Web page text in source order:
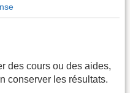
des cours ou des aides,
conserver les résultats.